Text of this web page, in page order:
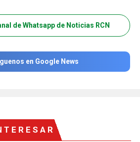
de Whatsapp de Noticias RCN
en Google News